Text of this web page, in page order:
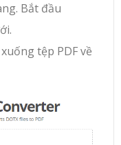
Bắt đầu
tệp PDF về